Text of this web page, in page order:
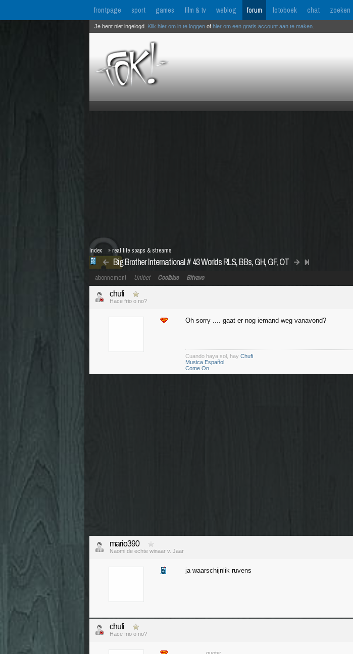
frontpage sport games film & tv weblog forum fotoboek chat zoeken
Je bent niet ingelogd. Klik hier om in te loggen of hier om een gratis account aan te maken
Big Brother International # 43 Worlds RLS, BBs, GH, GF, OT
Index » real life soaps & streams
abonnement Unibet Coolblue Bitvavo
chufi
Hace frio o no?
Oh sorry .... gaat er nog iemand weg vanavond?
Cuando haya sol, hay Chufi
Musica Español
Come On
mario390
Naomi,de echte winaar v. Jaar
ja waarschijnlik ruvens
chufi
Hace frio o no?